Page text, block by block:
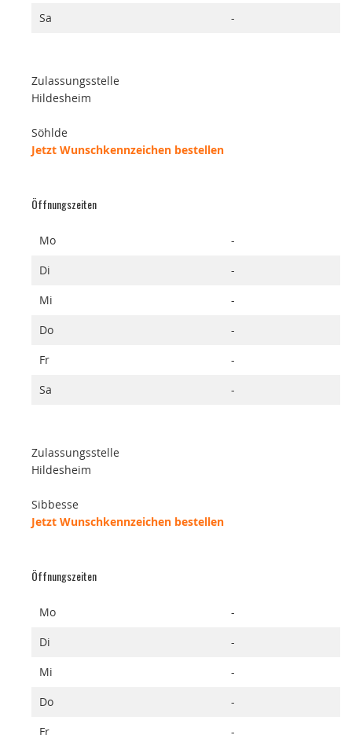
Sa -
Zulassungsstelle
Hildesheim
Söhlde
Jetzt Wunschkennzeichen bestellen
Öffnungszeiten
Mo
-
Di
-
Mi
-
Do
-
Fr
-
Sa
-
Zulassungsstelle
Hildesheim
Sibbesse
Jetzt Wunschkennzeichen bestellen
Öffnungszeiten
Mo
-
Di
-
Mi
-
Do
-
Fr
-